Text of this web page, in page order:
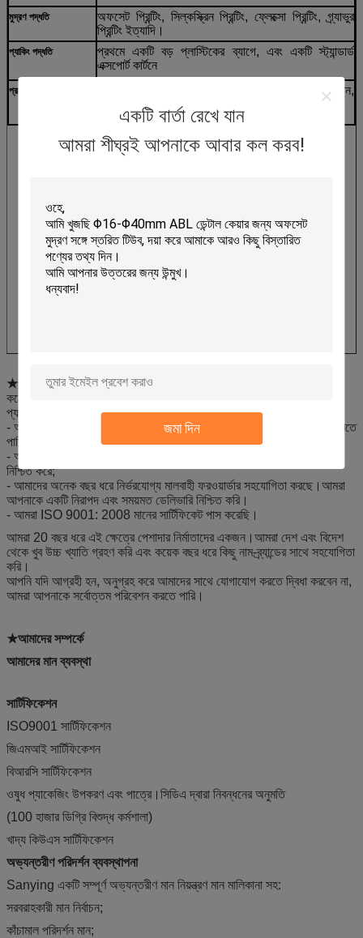
একটি বার্তা রেখে যান
আমরা শীঘ্রই আপনাকে আবার কল করব!
জমা দিন
মুদ্রণ পদ্ধতি
অফসেট প্রিন্টিং, সিল্কস্ক্রিন প্রিন্টিং, ফ্লেক্সো প্রিন্টিং, গ্র্যাভুর
প্রিন্টিং ইত্যাদি।
প্যাকিং পদ্ধতি
প্রথমে একটি বড় প্লাস্টিকের ব্যাগে, এবং একটি স্ট্যান্ডার্ড
এক্সপোর্ট কার্টনে
প্রয়োগ
ব্যক্তিগত যত্ন,
দৈনন্দিন ব্যবহার, মুখ পরিষ্কার করার ক্রিম ইত্যাদি।
★ উপকারিতা:
কঠোর মানের মান অনুযায়ী আপনার অনুরোধ অনুযায়ী বিভিন্ন রং, স্টাইল, উপাদান, মাপ,
প্যাকিং, লোগো পাওয়া যায়।
- আমরা প্রস্তুতকারক যে আমরা সহজেই উচ্চ মানের এবং যুক্তিসঙ্গত মূল্য নিশ্চিত করতে
পারি;
- আমাদের অনেক বছর ধরে ডিজাইনার রয়েছে যা সূক্ষ্ম নকশা, রঙিন, আকর্ষণীয় শৈলী
নিশ্চিত করে;
- আমাদের অনেক বছর ধরে নির্ভরযোগ্য মালবাহী ফরওয়ার্ডার সহযোগিতা করছে।আমরা
আপনাকে একটি নিরাপদ এবং সময়মত ডেলিভারি নিশ্চিত করি।
- আমরা ISO 9001: 2008 মানের সার্টিফিকেট পাস করেছি।
আমরা 20 বছর ধরে এই ক্ষেত্রে পেশাদার নির্মাতাদের একজন।আমরা দেশ এবং বিদেশ
থেকে খুব উচ্চ খ্যাতি গ্রহণ করি এবং কয়েক বছর ধরে কিছু নাম-ব্র্যান্ডের সাথে সহযোগিতা
করি।
আপনি যদি আগ্রহী হন, অনুগ্রহ করে আমাদের সাথে যোগাযোগ করতে দ্বিধা করবেন না,
আমরা আপনাকে সর্বোত্তম পরিবেশন করতে পারি।
★আমাদের সম্পর্কে
আমাদের মান ব্যবস্থা
সার্টিফিকেশন
ISO9001 সার্টিফিকেশন
জিএমআই সার্টিফিকেশন
বিআরসি সার্টিফিকেশন
ওষুধ প্যাকেজিং উপকরণ এবং পাত্রে।সিডিএ দ্বারা নিবন্ধনের অনুমতি
(100 হাজার ডিগ্রি বিশুদ্ধ কর্মশালা)
খাদ্য কিউএস সার্টিফিকেশন
অভ্যন্তরীণ পরিদর্শন ব্যবস্থাপনা
Sanying একটি সম্পূর্ণ অভ্যন্তরীণ মান নিয়ন্ত্রণ মান মালিকানা সহ:
সরবরাহকারী মান নির্বাচন;
কাঁচামাল পরিদর্শন মান;